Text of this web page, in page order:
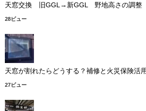
天窓交換 旧GGL→新GGL 野地高さの調整
28ビュー
天窓が割れたらどうする？補修と火災保険活
27ビュー